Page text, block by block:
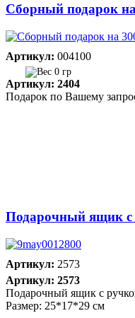
Сборный подарок
Артикул: 004100
0 гр
Артикул: 2404
Подарок по Вашему
Подарочный ящик
Артикул: 2573
Артикул: 2573
Подарочный ящик с
Размер: 25*17*29 см